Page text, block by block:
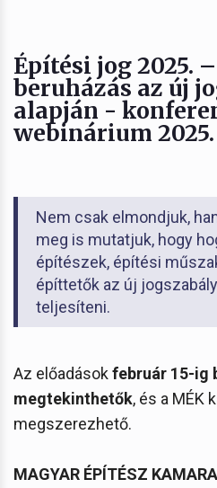
Építési jog 2025.
beruházás az új
alapján -
webinárium
Nem csak elmondjuk,
meg is mutatjuk, hogy
építészek, építési
építtetők az új
teljesíteni.
Az előadásokfebruár 15-ig
megtekinthetők, és a MÉK
megszerezhető.
MAGYAR ÉPÍTÉSZ